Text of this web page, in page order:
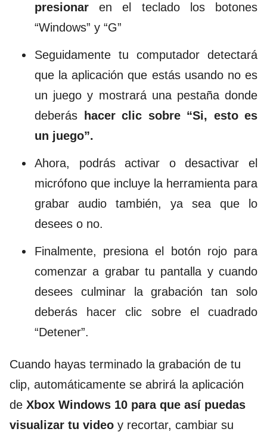
presionar en el teclado los botones
“Windows” y “G”
Seguidamente tu computador detectará
que la aplicación que estás usando no es
un juego y mostrará una pestaña donde
deberás
hacer clic sobre “Si, esto es
un juego”.
Ahora, podrás activar o desactivar el
micrófono que incluye la herramienta para
grabar audio también, ya sea que lo
desees o no.
Finalmente, presiona el botón rojo para
comenzar a grabar tu pantalla y cuando
desees culminar la grabación tan solo
deberás hacer clic sobre el cuadrado
“Detener”.
Cuando hayas terminado la grabación de tu
clip, automáticamente se abrirá la aplicación
de Xbox Windows 10 para que así puedas
visualizar tu video y recortar, cambiar su